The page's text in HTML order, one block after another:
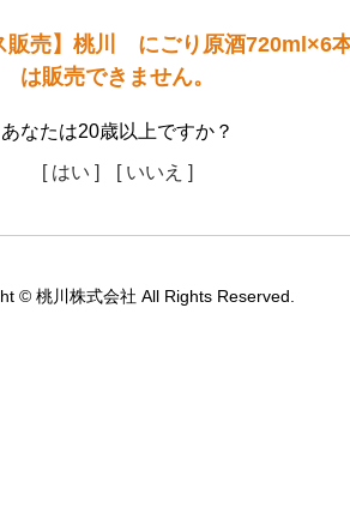
販売】桃川 にごり原酒720ml×6
は販売できません。
あなたは20歳以上ですか？
[ はい ]
[ いいえ ]
© 桃川株式会社 All Rights Reserved.